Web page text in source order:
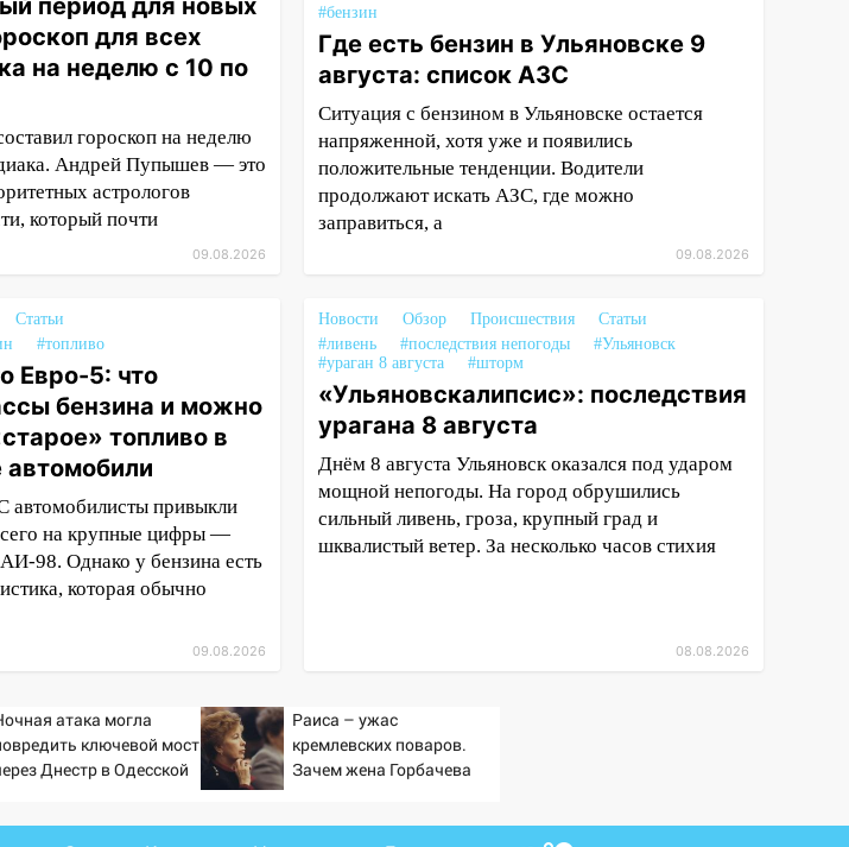
период для новых
для всех
на неделю с 10 по
гороскоп на неделю
Андрей Пупышев — это
астрологов
который почти
09.08.2026
#бензин
Где есть бензин в Ульяновске 9
августа: список АЗС
Ситуация с бензином в Ульяновске остается
напряженной, хотя уже и появились
положительные тенденции. Водители
продолжают искать АЗС, где можно
заправиться, а
09.08.2026
Статьи
#топливо
Евро-5: что
бензина и можно
топливо в
автомобилисты привыкли
на крупные цифры —
98. Однако у бензина есть
которая обычно
09.08.2026
Новости Обзор Происшествия
Статьи
#ливень
#последствия непогоды
#Ульяновск
#ураган 8 августа
#шторм
«Ульяновскалипсис»: последствия
урагана 8 августа
Днём 8 августа Ульяновск оказался под ударом
мощной непогоды. На город обрушились
сильный ливень, гроза, крупный град и
шквалистый ветер. За несколько часов стихия
08.08.2026
атака могла
ключевой мост
Днестр в Одесской
Раиса – ужас
кремлевских поваров.
Зачем жена Горбачева